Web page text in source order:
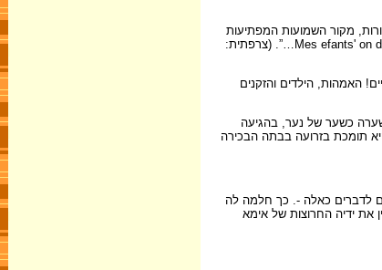
מקור השמועות המפתיעות
ביותר, אשר התפשטו במהירות עצומה בכל השפות ובכל הפינות הנידחות במחנה. "אתן יודעות ש… Mes efants' on dit que… Ecoutez, je l'ai entendu tout a l`heure au cabinet…”. (צרפתית:
האמהות, הילדים והזקנים
כשער של נער, בהגיעה
תומכת בזרועה בבתה הבכירה
לדברים כאלה -. כך חלמה לה
ידיה החרוצות של אימא